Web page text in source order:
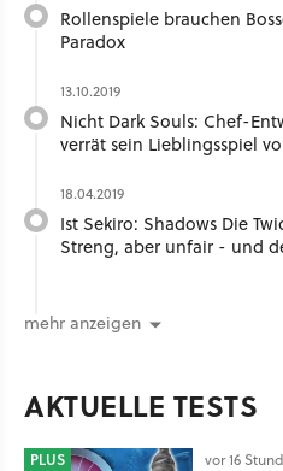
Rollenspiele brauchen
Paradox
13.10.2019
Nicht Dark Souls: Chef-
verrät sein Lieblingsspiel
18.04.2019
Ist Sekiro: Shadows Die
Streng, aber unfair - und
mehr anzeigen
AKTUELLE TESTS
PLUS vor 16